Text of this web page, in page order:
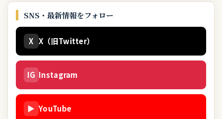
SNS・最新情報をフォロー
X X（旧Twitter）
IG Instagram
▶ YouTube